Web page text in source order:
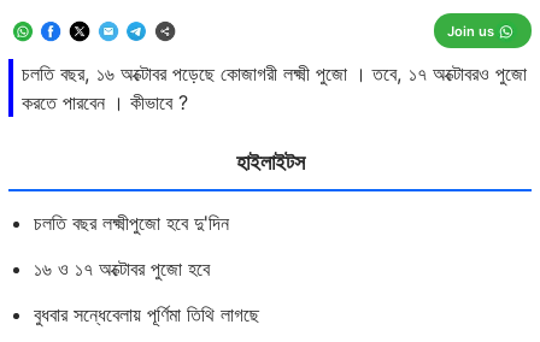
চলতি বছর, ১৬ অক্টোবর পড়েছে কোজাগরী লক্ষ্মী পুজো । তবে, ১৭ অক্টোবরও পুজো
করতে পারবেন । কীভাবে ?
Join us
হাইলাইটস
চলতি বছর লক্ষ্মীপুজো হবে দু'দিন
১৬ ও ১৭ অক্টোবর পুজো হবে
বুধবার সন্ধেবেলায় পূর্ণিমা তিথি লাগছে